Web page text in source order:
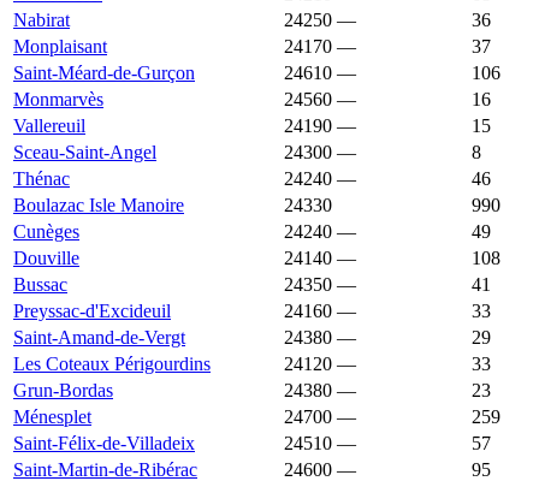
Nabirat
24250 —
36
Monplaisant
24170 —
37
Saint-Méard-de-Gurçon
24610 —
106
Monmarvès
24560 —
16
Vallereuil
24190 —
15
Sceau-Saint-Angel
24300 —
8
Thénac
24240 —
46
Boulazac Isle Manoire
24330
990
Cunèges
24240 —
49
Douville
24140 —
108
Bussac
24350 —
41
Preyssac-d'Excideuil
24160 —
33
Saint-Amand-de-Vergt
24380 —
29
Les Coteaux Périgourdins
24120 —
33
Grun-Bordas
24380 —
23
Ménesplet
24700 —
259
Saint-Félix-de-Villadeix
24510 —
57
Saint-Martin-de-Ribérac
24600 —
95